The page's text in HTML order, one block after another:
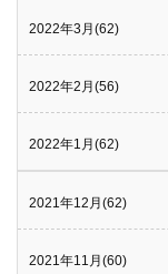
2022年3月(62)
2022年2月(56)
2022年1月(62)
2021年12月(62)
2021年11月(60)